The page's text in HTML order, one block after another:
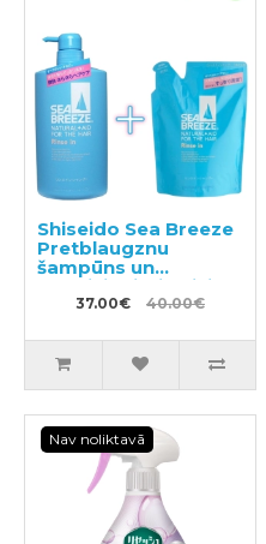
Shiseido Sea Breeze
Pretblaugznu
šampūns un
kondicionieris divi
vienā ar mentolu
400ml
37.00€ 40.00€
Nav noliktavā